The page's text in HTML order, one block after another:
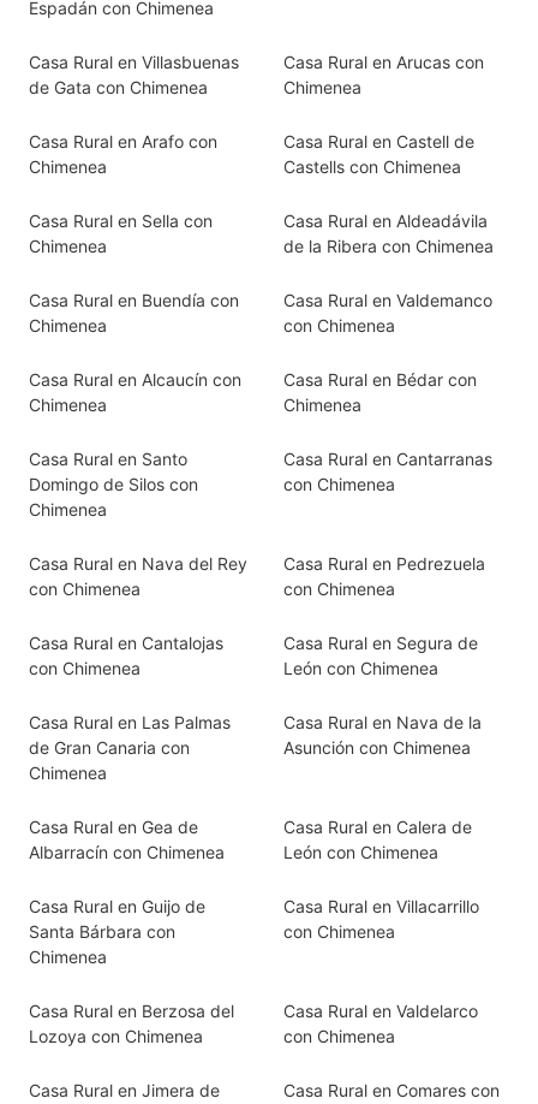
Espadán con Chimenea
Casa Rural en Villasbuenas
de Gata con Chimenea
Casa Rural en Arucas con
Chimenea
Casa Rural en Arafo con
Chimenea
Casa Rural en Castell de
Castells con Chimenea
Casa Rural en Sella con
Chimenea
Casa Rural en Aldeadávila
de la Ribera con Chimenea
Casa Rural en Buendía con
Chimenea
Casa Rural en Valdemanco
con Chimenea
Casa Rural en Alcaucín con
Chimenea
Casa Rural en Bédar con
Chimenea
Casa Rural en Santo
Domingo de Silos con
Chimenea
Casa Rural en Cantarranas
con Chimenea
Casa Rural en Nava del Rey
con Chimenea
Casa Rural en Pedrezuela
con Chimenea
Casa Rural en Cantalojas
con Chimenea
Casa Rural en Segura de
León con Chimenea
Casa Rural en Las Palmas
de Gran Canaria con
Chimenea
Casa Rural en Nava de la
Asunción con Chimenea
Casa Rural en Gea de
Albarracín con Chimenea
Casa Rural en Calera de
León con Chimenea
Casa Rural en Guijo de
Santa Bárbara con
Chimenea
Casa Rural en Villacarrillo
con Chimenea
Casa Rural en Berzosa del
Lozoya con Chimenea
Casa Rural en Valdelarco
con Chimenea
Casa Rural en Jimera de
Casa Rural en Comares con